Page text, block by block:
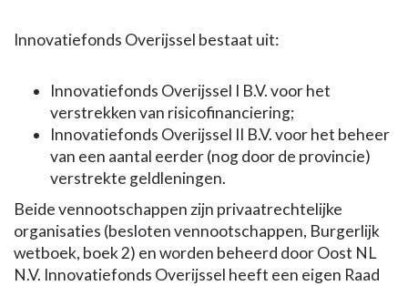
Innovatiefonds Overijssel bestaat uit:
Innovatiefonds Overijssel I B.V. voor het
verstrekken van risicofinanciering;
Innovatiefonds Overijssel II B.V. voor het beheer
van een aantal eerder (nog door de provincie)
verstrekte geldleningen.
Beide vennootschappen zijn privaatrechtelijke
organisaties (besloten vennootschappen, Burgerlijk
wetboek, boek 2) en worden beheerd door Oost NL
N.V. Innovatiefonds Overijssel heeft een eigen Raad